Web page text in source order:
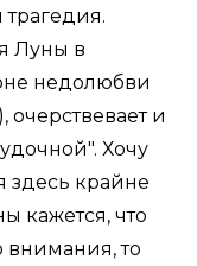
Луны в
недолюбви
очерствевает и
Хочу
здесь крайне
кажется, что
внимания, то